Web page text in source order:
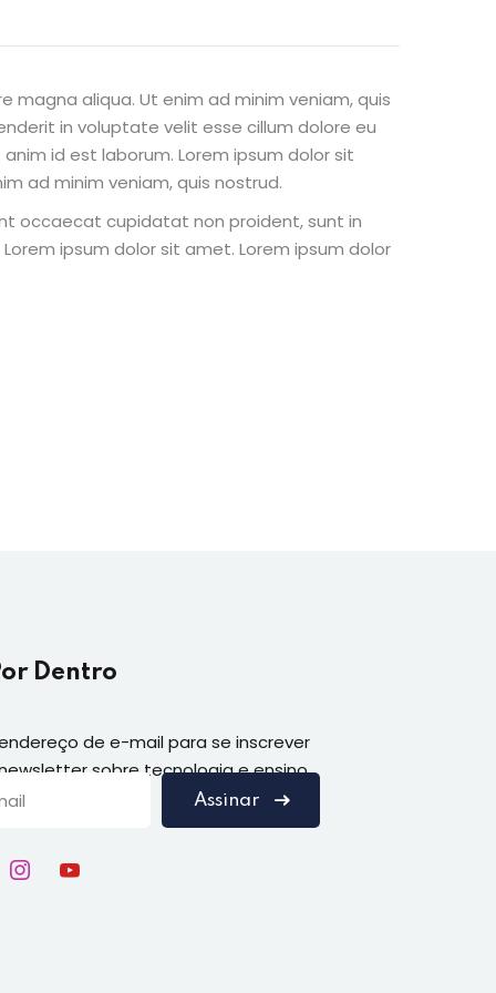
aliqua. Ut enim ad minim veniam, quis
in voluptate velit esse cillum dolore eu
id est laborum. Lorem ipsum dolor sit
ad minim veniam, quis nostrud.
occaecat cupidatat non proident, sunt in
ipsum dolor sit amet. Lorem ipsum dolor
Dentro
de e-mail para se inscrever
sobre tecnologia e ensino
Assinar